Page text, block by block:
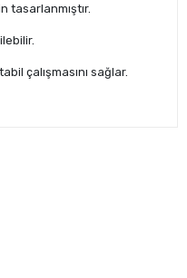
tasarlanmıştır.
çalışmasını sağlar.